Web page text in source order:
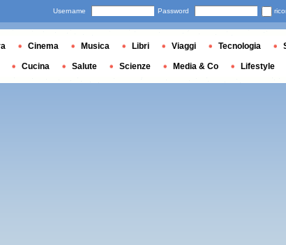
Username Password
Cinema Musica Libri Viaggi Tecnologia
Cucina Salute Scienze Media & Co Lifestyle